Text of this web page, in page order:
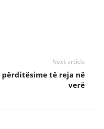
Next article
përditësime të reja në
verë